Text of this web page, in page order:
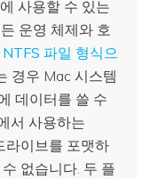
사용할 수 있는
운영 체제와 호
NTFS 파일 형식으
경우 Mac 시스템
데이터를 쓸 수
서 사용하는
라이브를 포맷하
없습니다. 두 플